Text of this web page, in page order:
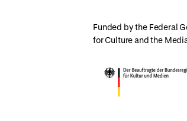
Funded by the Federal
for Culture and the